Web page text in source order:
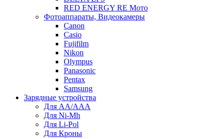
RED ENERGY RE Мото
Фотоаппараты, Видеокамеры
Canon
Casio
Fujifilm
Nikon
Olympus
Panasonic
Pentax
Samsung
Зарядные устройства
Для AA/AAA
Для Ni-Mh
Для Li-Pol
Для Кроны